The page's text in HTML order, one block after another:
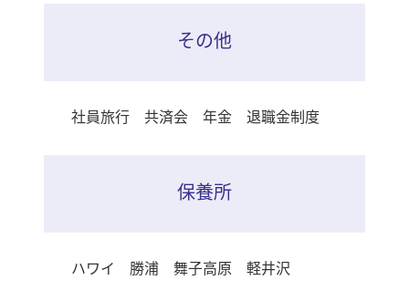
その他
社員旅行 共済会 年金 退職金制度
保養所
ハワイ 勝浦 舞子高原 軽井沢